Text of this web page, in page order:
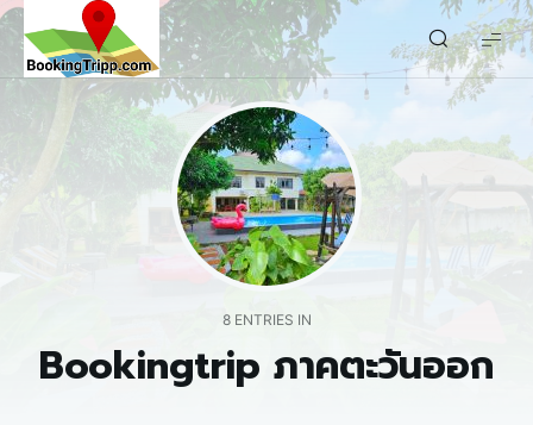
bookingtripp.com
8 ENTRIES IN
Bookingtrip ภาคตะวันออก